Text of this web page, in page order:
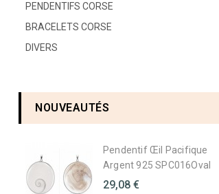
PENDENTIFS CORSE
BRACELETS CORSE
DIVERS
NOUVEAUTÉS
Pendentif Œil Pacifique
Argent 925 SPC016Oval
29,08 €